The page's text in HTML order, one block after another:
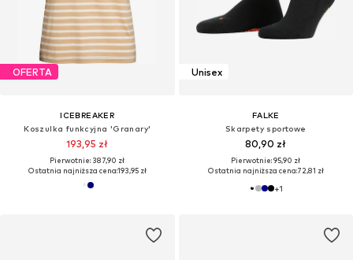
OFERTA
ICEBREAKER
Koszulka funkcyjna 'Granary'
193,95 zł
Pierwotnie: 387,90 zł
Ostatnia najniższa cena:193,95 zł
Unisex
FALKE
Skarpety sportowe
80,90 zł
Pierwotnie: 95,90 zł
Ostatnia najniższa cena:72,81 zł
+1